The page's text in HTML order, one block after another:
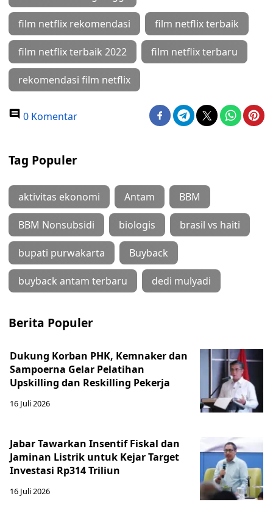
film netflix rekomendasi film netflix terbaik
film netflix terbaik 2022 film netflix terbaru
rekomendasi film netflix
0 Komentar
Tag Populer
aktivitas ekonomi Antam BBM
BBM Nonsubsidi biologis brasil vs haiti
bupati purwakarta Buyback
buyback antam terbaru dedi mulyadi
Berita Populer
Dukung Korban PHK, Kemnaker dan
Sampoerna Gelar Pelatihan
Upskilling dan Reskilling Pekerja
16 Juli 2026
Jabar Tawarkan Insentif Fiskal dan
Jaminan Listrik untuk Kejar Target
Investasi Rp314 Triliun
16 Juli 2026